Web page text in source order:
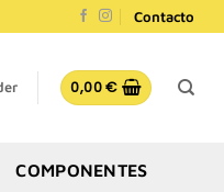
Contacto
0,00€
COMPONENTES